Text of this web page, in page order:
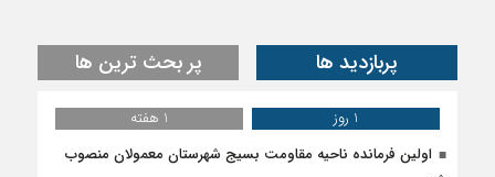
پربازدید ها پر بحث ترین ها
1 روز
1 هفته
اولین فرمانده ناحیه مقاومت بسیج شهرستان معمولان منصوب